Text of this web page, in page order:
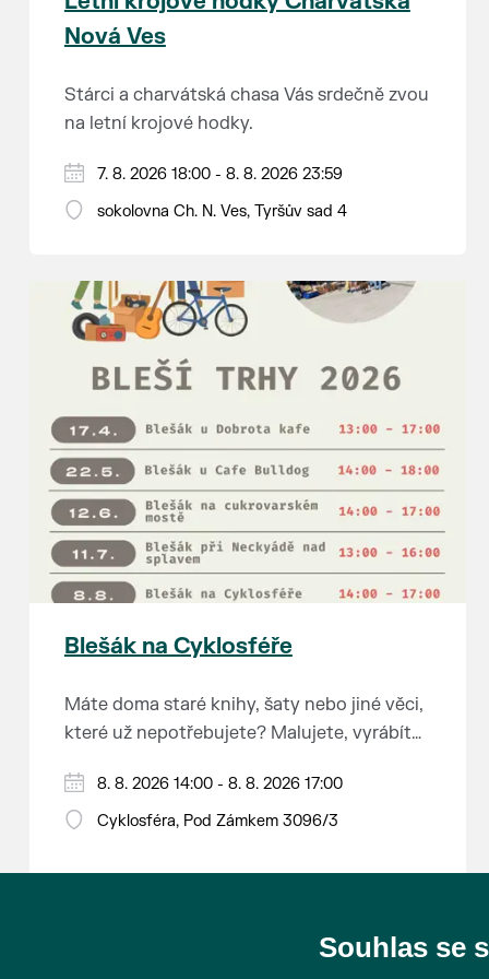
Nová Ves
Stárci a charvátská chasa Vás srdečně zvou
na letní krojové hodky.
PÁTEK 7. srpna
18:00 - ruční stavění máje
14:00 - krojový průvod pro stárky od
hostince “U Buvola”
16:00 - odpolední zábava na sokolovně
21:00 - večerní zábava
K tanci a poslechu bude hrát DH
Lanžhotčané.
Těšíme se na Vás!
7. 8. 2026 18:00 - 8. 8. 2026 23:59
sokolovna Ch. N. Ves, Tyršův sad 4
Blešák na Cyklosféře
Máte doma staré knihy, šaty nebo jiné věci,
které už nepotřebujete? Malujete, vyrábíte
Chcete se zbavit staré sbírky, která
zbytečně leží na půdě? Překáží vám ve
Anebo byste rádi našli poklady za pár
Prodejce prosíme tradičně o příchod 30
8. 8. 2026 14:00 - 8. 8. 2026 17:00
Cyklosféra, Pod Zámkem 3096/3
Souhlas se